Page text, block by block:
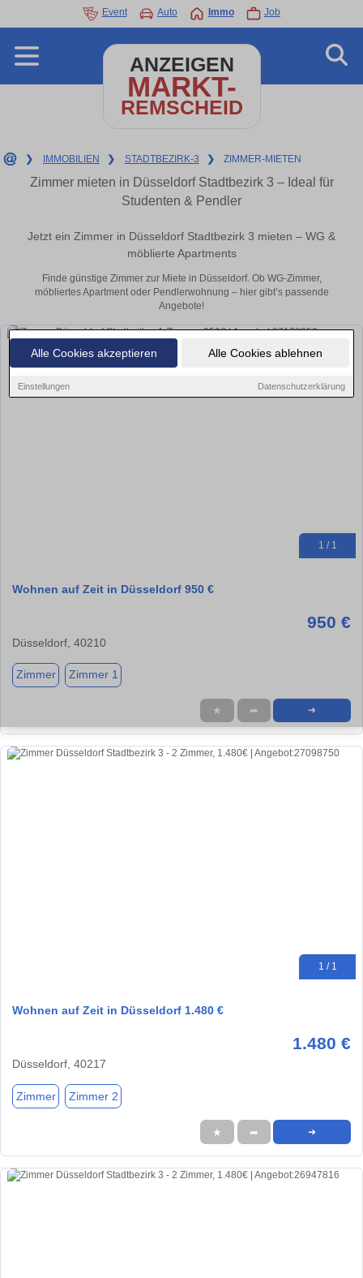
Alle Cookies akzeptieren Alle Cookies ablehnen
Einstellungen Datenschutzerklärung
Event Auto Immo Job
ANZEIGEN
MARKT-
REMSCHEID
❯ IMMOBILIEN ❯ STADTBEZIRK-3 ❯ ZIMMER-MIETEN
Zimmer mieten in Düsseldorf Stadtbezirk 3 – Ideal für
Studenten & Pendler
Jetzt ein Zimmer in Düsseldorf Stadtbezirk 3 mieten – WG &
möblierte Apartments
Finde günstige Zimmer zur Miete in Düsseldorf. Ob WG-Zimmer,
möbliertes Apartment oder Pendlerwohnung – hier gibt’s passende
Angebote!
1 / 1
Wohnen auf Zeit in Düsseldorf 950 €
950 €
Düsseldorf, 40210
Zimmer Zimmer 1
★ ➦ ➜
1 / 1
Wohnen auf Zeit in Düsseldorf 1.480 €
1.480 €
Düsseldorf, 40217
Zimmer Zimmer 2
★ ➦ ➜